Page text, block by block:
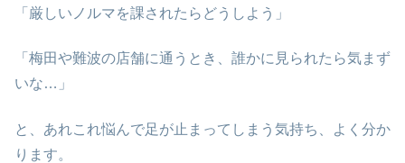
「厳しいノルマを課されたらどうしよう」
「梅田や難波の店舗に通うとき、誰かに見られたら気まず
いな…」
と、あれこれ悩んで足が止まってしまう気持ち、よく分か
ります。